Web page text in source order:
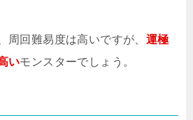
周回難易度は高いですが、 運極
いモンスターでしょう。